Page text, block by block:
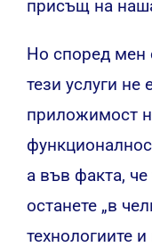
присъщ на
Но според мен
тези услуги не
приложимост
а във факта,
останете „в
технологиите